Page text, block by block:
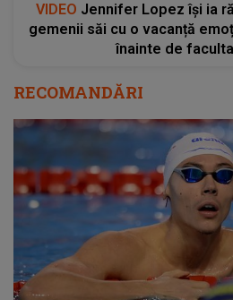
VIDEO Jennifer Lopez își ia
gemenii săi cu o vacanță
înainte de
RECOMANDĂRI